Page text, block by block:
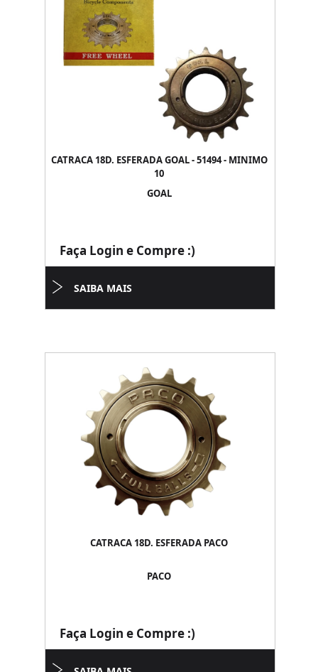
CATRACA 18D. ESFERADA GOAL - 51494 - MINIMO
10
GOAL
Faça Login e Compre :)
SAIBA MAIS
CATRACA 18D. ESFERADA PACO
PACO
Faça Login e Compre :)